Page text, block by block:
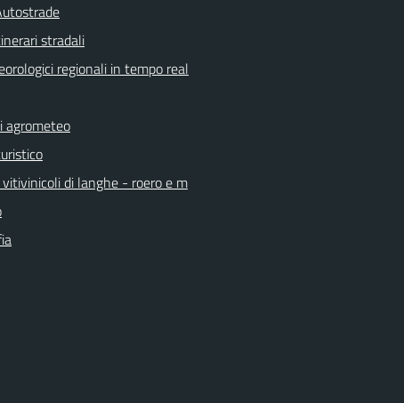
stradali
regionali in tempo real
agrometeo
vitivinicoli di langhe - roero e m